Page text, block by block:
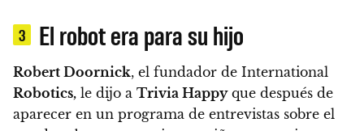
3 El robot era para su hijo
Robert Doornick, el fundador de International
Robotics, le dijo a Trivia Happyque después de
aparecer en un programa de entrevistas sobre el